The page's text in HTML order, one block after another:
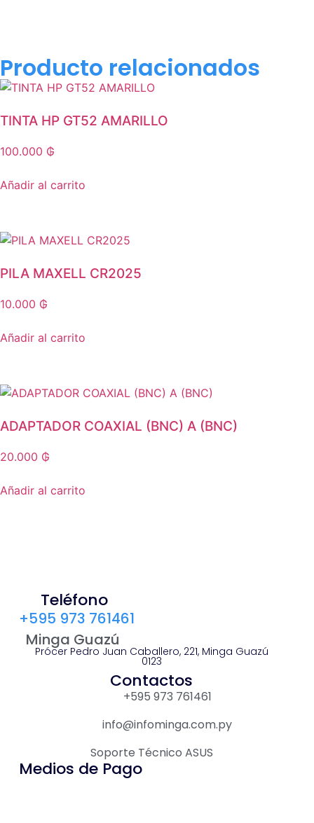
Producto relacionados
TINTA HP GT52 AMARILLO
100.000 ₲
Añadir al carrito
PILA MAXELL CR2025
10.000 ₲
Añadir al carrito
ADAPTADOR COAXIAL (BNC) A (BNC)
20.000 ₲
Añadir al carrito
Teléfono
+595 973 761461
Minga Guazú
Prócer Pedro Juan Caballero, 221, Minga Guazú
0123
Contactos
+595 973 761461
info@infominga.com.py
Soporte Técnico ASUS
Medios de Pago